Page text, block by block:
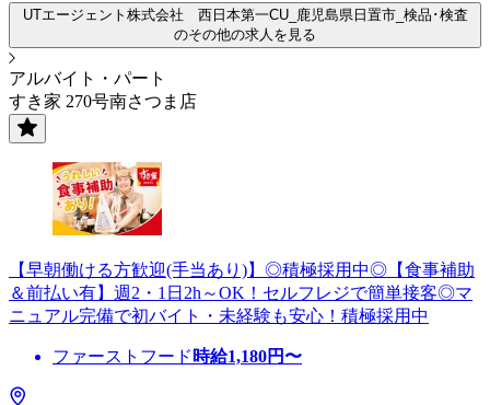
UTエージェント株式会社 西日本第一CU_鹿児島県日置市_検品･検査
のその他の求人を見る
アルバイト・パート
すき家 270号南さつま店
【早朝働ける方歓迎(手当あり)】◎積極採用中◎【食事補助
＆前払い有】週2・1日2h～OK！セルフレジで簡単接客◎マ
ニュアル完備で初バイト・未経験も安心！積極採用中
ファーストフード 時給1,180円〜